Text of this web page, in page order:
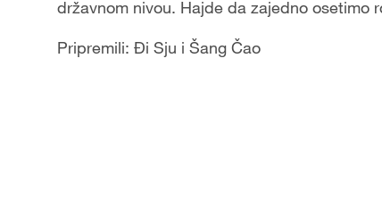
državnom nivou. Hajde da zajedno osetimo
Pripremili: Đi Sju i Šang Čao